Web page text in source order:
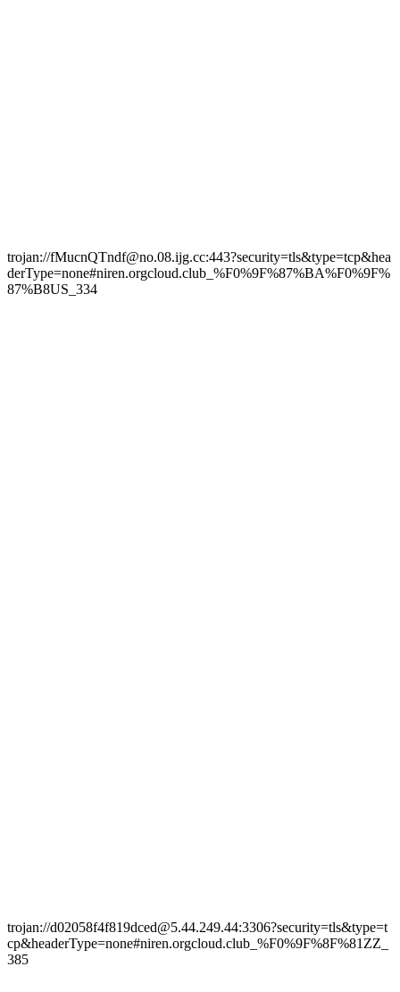
trojan://fMucnQTndf@no.08.ijg.cc:443?security=tls&type=tcp&hea
derType=none#niren.orgcloud.club_%F0%9F%87%BA%F0%9F%
87%B8US_334
trojan://d02058f4f819dced@5.44.249.44:3306?security=tls&type=t
cp&headerType=none#niren.orgcloud.club_%F0%9F%8F%81ZZ_
385